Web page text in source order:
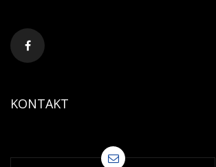
KONTAKT